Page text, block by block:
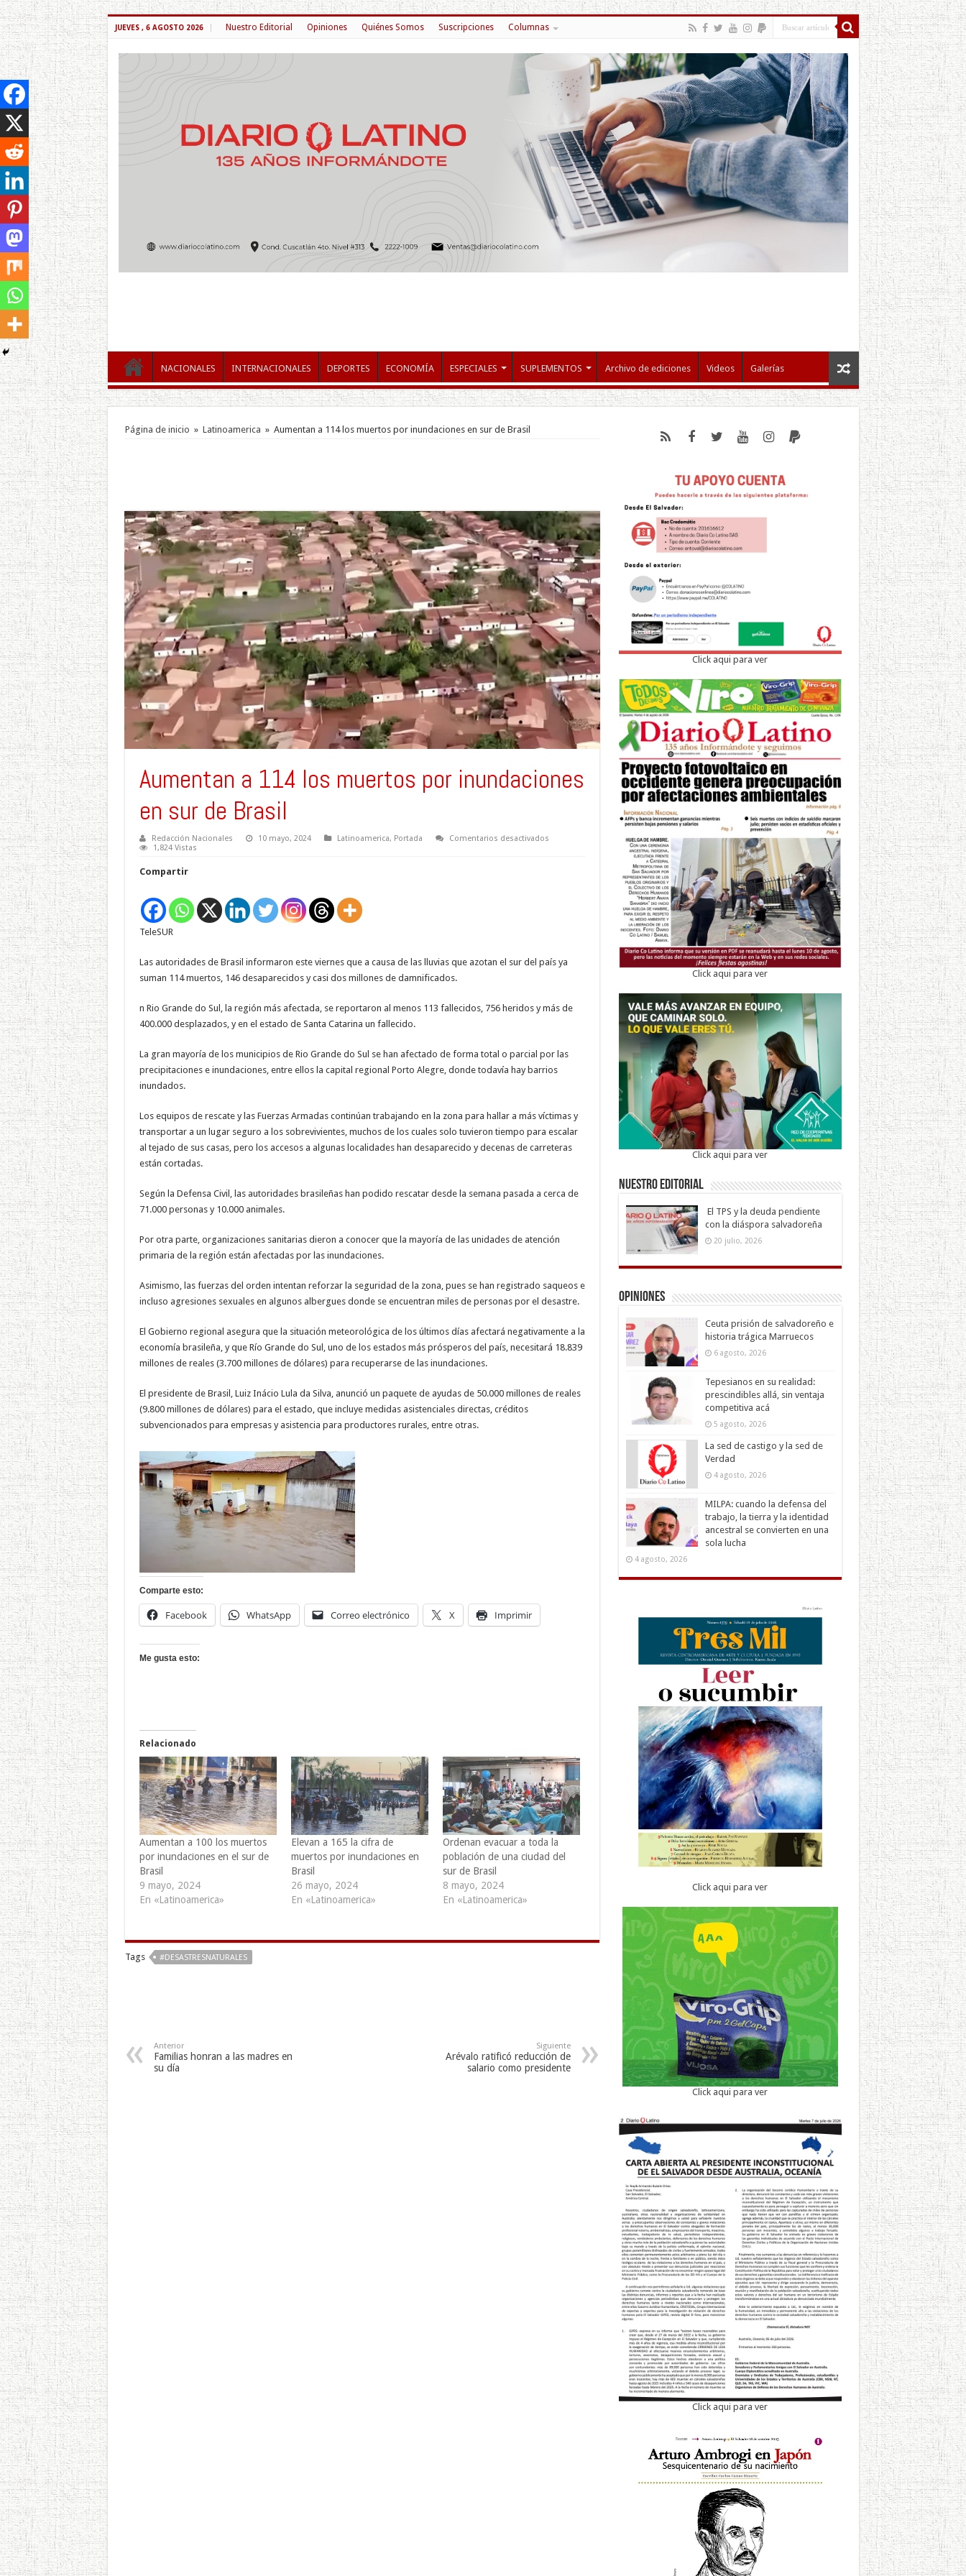
JUEVES , 6 AGOSTO 2026 Nuestro Editorial Opiniones Quiénes Somos Suscripciones Columnas
NACIONALES INTERNACIONALES DEPORTES ECONOMÍA ESPECIALES SUPLEMENTOS Archivo de ediciones Videos Galerías
Página de inicio » Latinoamerica » Aumentan a 114 los muertos por inundaciones en sur de Brasil
Aumentan a 114 los muertos por inundaciones
en sur de Brasil
Redacción Nacionales 10 mayo, 2024 Latinoamerica, Portada Comentarios desactivadosen
1,824 Vistas
Compartir
TeleSUR
Las autoridades de Brasil informaron este viernes que a causa de las lluvias que azotan el sur del país ya
suman 114 muertos, 146 desaparecidos y casi dos millones de damnificados.
n Rio Grande do Sul, la región más afectada, se reportaron al menos 113 fallecidos, 756 heridos y más de
400.000 desplazados, y en el estado de Santa Catarina un fallecido.
La gran mayoría de los municipios de Rio Grande do Sul se han afectado de forma total o parcial por las
precipitaciones e inundaciones, entre ellos la capital regional Porto Alegre, donde todavía hay barrios
inundados.
Los equipos de rescate y las Fuerzas Armadas continúan trabajando en la zona para hallar a más víctimas y
transportar a un lugar seguro a los sobrevivientes, muchos de los cuales solo tuvieron tiempo para escalar
al tejado de sus casas, pero los accesos a algunas localidades han desaparecido y decenas de carreteras
están cortadas.
Según la Defensa Civil, las autoridades brasileñas han podido rescatar desde la semana pasada a cerca de
71.000 personas y 10.000 animales.
Por otra parte, organizaciones sanitarias dieron a conocer que la mayoría de las unidades de atención
primaria de la región están afectadas por las inundaciones.
Asimismo, las fuerzas del orden intentan reforzar la seguridad de la zona, pues se han registrado saqueos e
incluso agresiones sexuales en algunos albergues donde se encuentran miles de personas por el desastre.
El Gobierno regional asegura que la situación meteorológica de los últimos días afectará negativamente a la
economía brasileña, y que Río Grande do Sul, uno de los estados más prósperos del país, necesitará 18.839
millones de reales (3.700 millones de dólares) para recuperarse de las inundaciones.
El presidente de Brasil, Luiz Inácio Lula da Silva, anunció un paquete de ayudas de 50.000 millones de reales
(9.800 millones de dólares) para el estado, que incluye medidas asistenciales directas, créditos
subvencionados para empresas y asistencia para productores rurales, entre otras.
Comparte esto:
Facebook WhatsApp Correo electrónico X Imprimir
Me gusta esto:
Relacionado
Aumentan a 100 los muertos
por inundaciones en el sur de
Brasil
9 mayo, 2024
En «Latinoamerica»
Elevan a 165 la cifra de
muertos por inundaciones en
Brasil
26 mayo, 2024
En «Latinoamerica»
Ordenan evacuar a toda la
población de una ciudad del
sur de Brasil
8 mayo, 2024
En «Latinoamerica»
Tags #DESASTRESNATURALES
Anterior
Familias honran a las madres en
su día
Siguiente
Arévalo ratificó reducción de
salario como presidente
Click aqui para ver
Click aqui para ver
Click aqui para ver
Nuestro Editorial
El TPS y la deuda pendiente
con la diáspora salvadoreña
20 julio, 2026
Opiniones
Ceuta prisión de salvadoreño e
historia trágica Marruecos
6 agosto, 2026
Tepesianos en su realidad:
prescindibles allá, sin ventaja
competitiva acá
5 agosto, 2026
La sed de castigo y la sed de
Verdad
4 agosto, 2026
MILPA: cuando la defensa del
trabajo, la tierra y la identidad
ancestral se convierten en una
sola lucha
4 agosto, 2026
Click aqui para ver
Click aqui para ver
Click aqui para ver